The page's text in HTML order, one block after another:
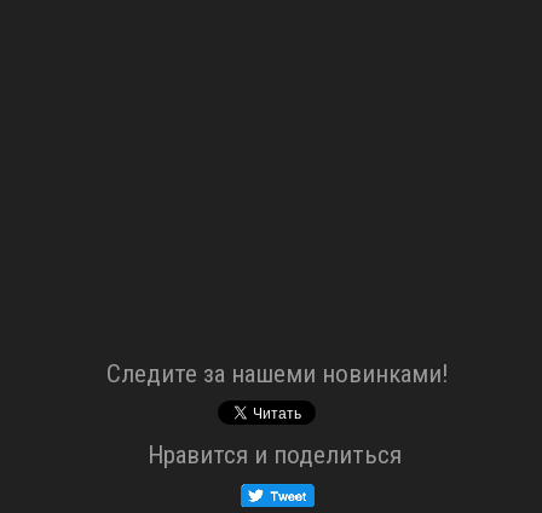
Cледите за нашеми новинками!
Нравится и поделиться